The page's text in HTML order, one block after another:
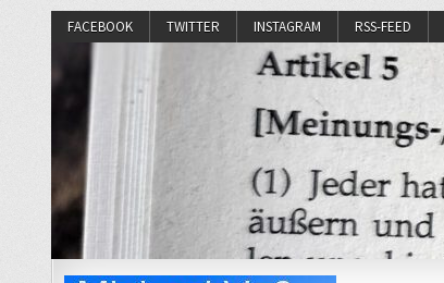
FACEBOOK TWITTER INSTAGRAM RSS-FEED